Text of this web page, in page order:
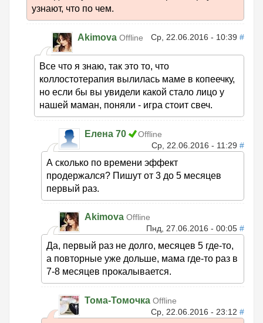
узнают, что по чем.
Akimova Offline Ср, 22.06.2016 - 10:39 #
Все что я знаю, так это то, что
коллостотерапия вылилась маме в копеечку,
но если бы вы увидели какой стало лицо у
нашей маман, поняли - игра стоит свеч.
Елена 70
Offline
Ср, 22.06.2016 - 11:29 #
А сколько по времени эффект
продержался? Пишут от 3 до 5 месяцев
первый раз.
Akimova Offline
Пнд, 27.06.2016 - 00:05 #
Да, первый раз не долго, месяцев 5 где-то,
а повторные уже дольше, мама где-то раз в
7-8 месяцев прокалывается.
Тома-Томочка Offline
Ср, 22.06.2016 - 23:12 #